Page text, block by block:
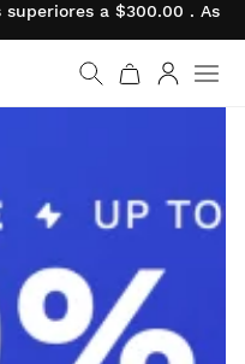
superiores a $300.00 . As
inicial